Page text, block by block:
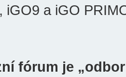
iGO9 a iGO
fórum je